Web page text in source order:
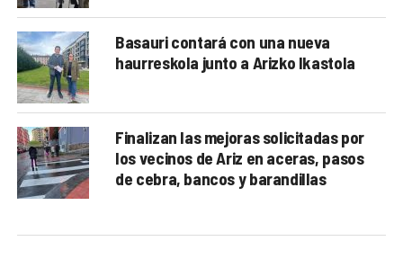
Basauri contará con una nueva
haurreskola junto a Arizko Ikastola
Finalizan las mejoras solicitadas por
los vecinos de Ariz en aceras, pasos
de cebra, bancos y barandillas